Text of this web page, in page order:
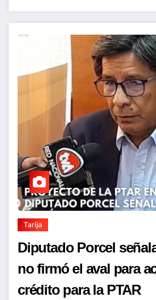
Tarija
Diputado Porcel
no firmó el aval para
crédito para la PTAR